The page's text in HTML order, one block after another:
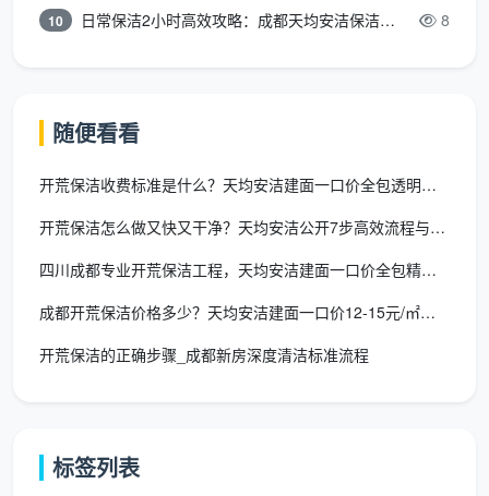
保洁完成后，如果你在搬家家具进场前发现返尘，可
如何精准获取你的专属开荒保洁报价？
按平方收费看似简单，但精准的成都开荒保洁报价
均安洁保洁的方案：
型、面积与清洁侧重点，系统将生成一个预算区间。
视频勘测：客服引导你拍摄工地现状，由资深师傅判
到店咨询：天均安洁在成都高新区与成华区均有服务
10 日常保洁2小时高效攻略：成都天均安洁保洁专业时间管理方案 8
随便看看
开荒保洁收费标准是什么？天均安洁建面一口价全包透明标准
开荒保洁怎么做又快又干净？天均安洁公开7步高效流程与工具清单
四川成都专业开荒保洁工程，天均安洁建面一口价全包精保洁交付
成都开荒保洁价格多少？天均安洁建面一口价12-15元/㎡全包
开荒保洁的正确步骤_成都新房深度清洁标准流程
标签列表